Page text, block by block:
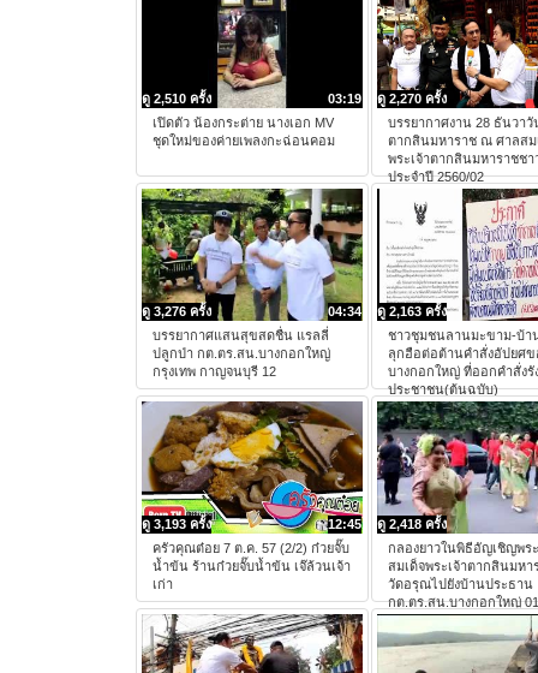
03:19
ดู 2,510 ครั้ง
เปิดตัว น้องกระต่าย นางเอก MV
ชุดใหม่ของค่ายเพลงกะฉ่อนคอม
ดู 2,270 ครั้ง
บรรยากาศงาน 28 ธันวาวั
ตากสินมหาราช ณ ศาลสม
พระเจ้าตากสินมหาราชช
ประจำปี 2560/02
04:34
ดู 3,276 ครั้ง
บรรยากาศแสนสุขสดชื่น แรลลี่
ปลูกป่า กต.ตร.สน.บางกอกใหญ่
กรุงเทพ กาญจนบุรี 12
ดู 2,163 ครั้ง
ชาวชุมชนลานมะขาม-บ้า
ลุกฮือต่อต้านคำสั่งอัปยศข
บางกอกใหญ่ ที่ออกคำสั่งรั
ประชาชน(ต้นฉบับ)
12:45
ดู 3,193 ครั้ง
ครัวคุณต๋อย 7 ต.ค. 57 (2/2) ก๋วยจั๊บ
น้ำข้น ร้านก๋วยจั๊บน้ำข้น เจ๊ล้วนเจ้า
เก่า
ดู 2,418 ครั้ง
กลองยาวในพิธีอัญเชิญพร
สมเด็จพระเจ้าตากสินมหา
วัดอรุณไปยังบ้านประธาน
กต.ตร.สน.บางกอกใหญ่ 01